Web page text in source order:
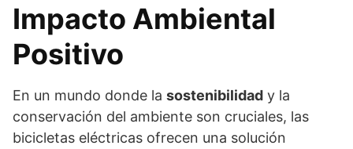
Impacto Ambiental
Positivo
En un mundo donde la sostenibilidad y la
conservación del ambiente son cruciales, las
bicicletas eléctricas ofrecen una solución